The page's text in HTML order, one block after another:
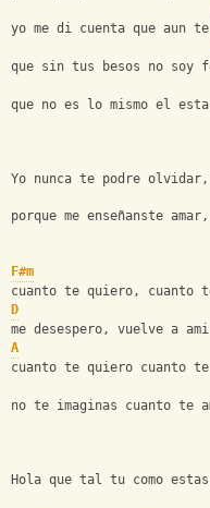
yo me di cuenta que aun te
que sin tus besos no
que no es lo mismo el
Yo nunca te podre
porque me enseñanste
F#m
cuanto te quiero, cuanto
D
me desespero, vuelve a
A
cuanto te quiero cuanto
no te imaginas cuanto te
Hola que tal tu como